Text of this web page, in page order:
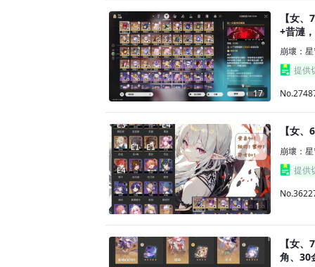
17
【女
+昔漣
崩壞：
提供
1
【女
崩壞：
提供
【女
角、30